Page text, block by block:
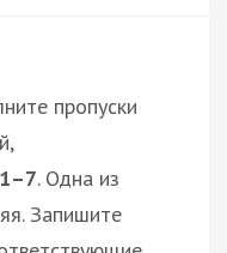
пропуски
1–7. Одна из
Запишите